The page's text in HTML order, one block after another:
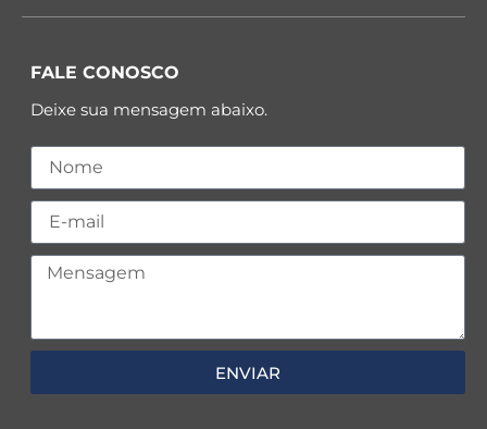
FALE CONOSCO
Deixe sua mensagem abaixo.
ENVIAR